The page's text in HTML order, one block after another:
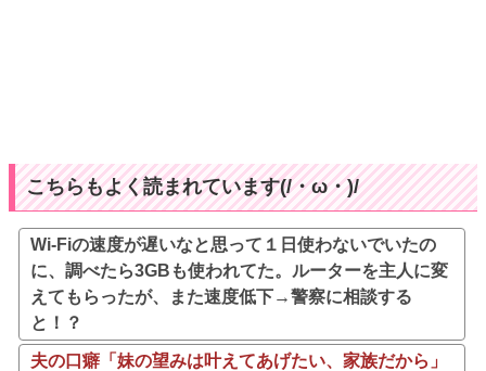
こちらもよく読まれています(/・ω・)/
Wi-Fiの速度が遅いなと思って１日使わないでいたの
に、調べたら3GBも使われてた。ルーターを主人に変
えてもらったが、また速度低下→警察に相談する
と！？
夫の口癖「妹の望みは叶えてあげたい、家族だから」